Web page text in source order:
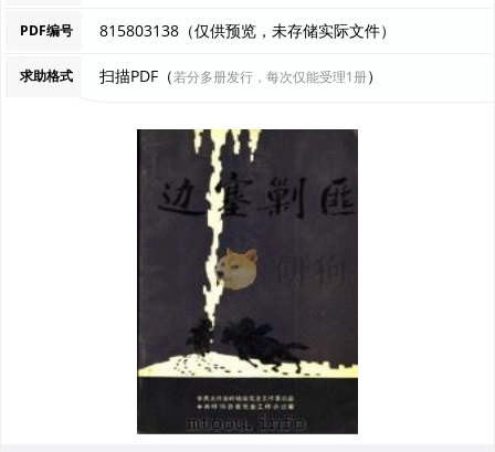
PDF编号 815803138（仅供预览，未存储实际文件）
求助格式 扫描PDF（若分多册发行，每次仅能受理1册）